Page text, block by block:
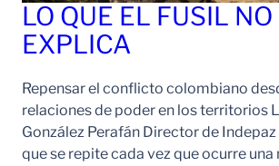
LO QUE EL FUSIL NO
EXPLICA
Repensar el conflicto colombiano
relaciones de poder en los territorios
González Perafán Director de Indepaz
que se repite cada vez que ocurre una